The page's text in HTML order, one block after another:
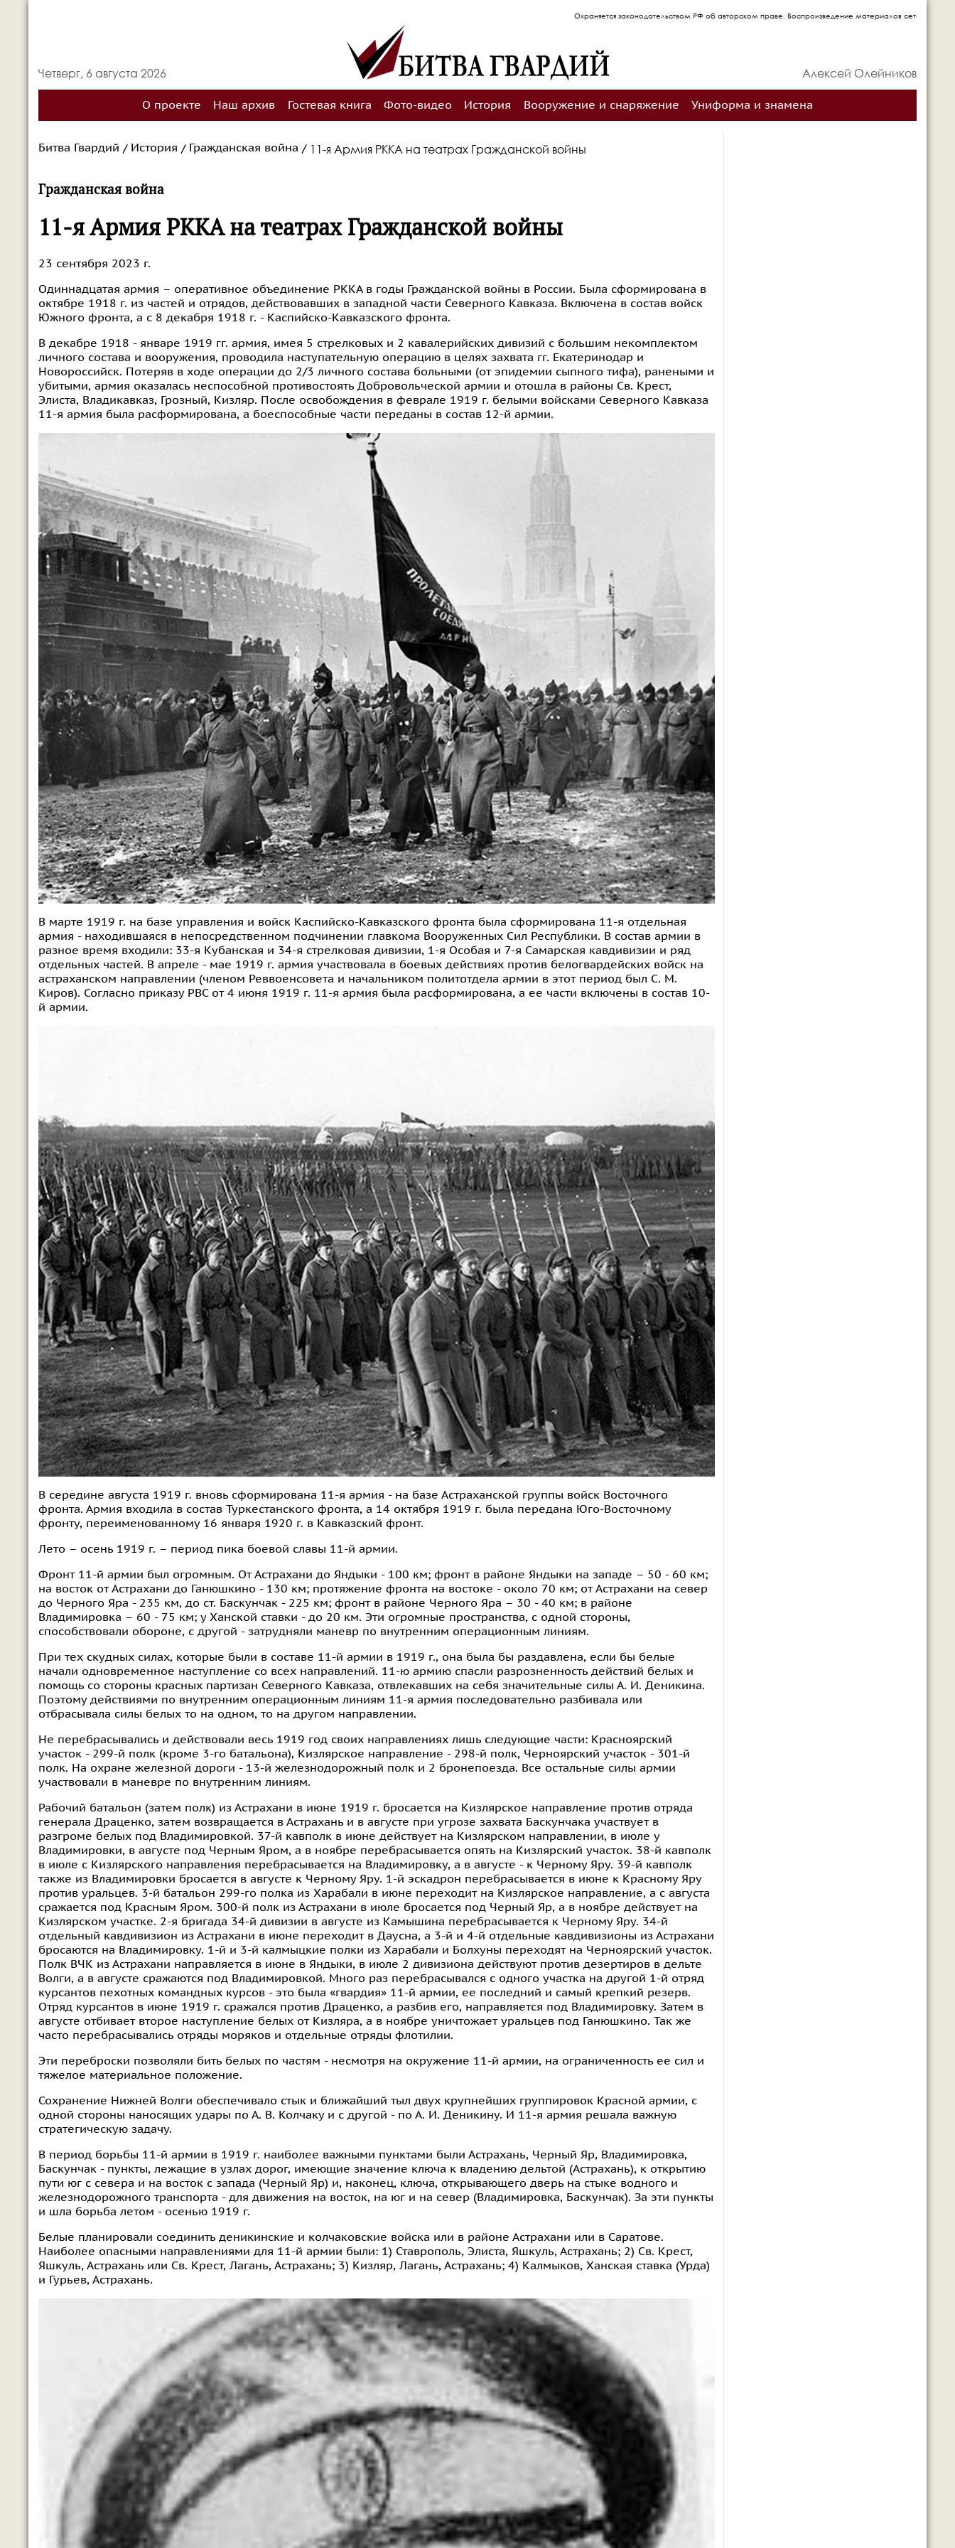
Охраняется законодательством РФ об авторском праве. Воспроизведение материалов сетевого издания запрещается
Четверг, 6 августа 2026 Алексей Олейников
О проекте Наш архив Гостевая книга Фото-видео История Вооружение и снаряжение Униформа и знамена
Битва Гвардий / История / Гражданская война / 11-я Армия РККА на театрах Гражданской войны
Гражданская война
11-я Армия РККА на театрах Гражданской войны
23 сентября 2023 г.
Одиннадцатая армия – оперативное объединение РККА в годы Гражданской войны в России. Была сформирована в
октябре 1918 г. из частей и отрядов, действовавших в западной части Северного Кавказа. Включена в состав войск
Южного фронта, а с 8 декабря 1918 г. - Каспийско-Кавказского фронта.
В декабре 1918 - январе 1919 гг. армия, имея 5 стрелковых и 2 кавалерийских дивизий с большим некомплектом
личного состава и вооружения, проводила наступательную операцию в целях захвата гг. Екатеринодар и
Новороссийск. Потеряв в ходе операции до 2/3 личного состава больными (от эпидемии сыпного тифа), ранеными и
убитыми, армия оказалась неспособной противостоять Добровольческой армии и отошла в районы Св. Крест,
Элиста, Владикавказ, Грозный, Кизляр. После освобождения в феврале 1919 г. белыми войсками Северного Кавказа
11-я армия была расформирована, а боеспособные части переданы в состав 12-й армии.
В марте 1919 г. на базе управления и войск Каспийско-Кавказского фронта была сформирована 11-я отдельная
армия - находившаяся в непосредственном подчинении главкома Вооруженных Сил Республики. В состав армии в
разное время входили: 33-я Кубанская и 34-я стрелковая дивизии, 1-я Особая и 7-я Самарская кавдивизии и ряд
отдельных частей. В апреле - мае 1919 г. армия участвовала в боевых действиях против белогвардейских войск на
астраханском направлении (членом Реввоенсовета и начальником политотдела армии в этот период был С. М.
Киров). Согласно приказу РВС от 4 июня 1919 г. 11-я армия была расформирована, а ее части включены в состав 10-
й армии.
В середине августа 1919 г. вновь сформирована 11-я армия - на базе Астраханской группы войск Восточного
фронта. Армия входила в состав Туркестанского фронта, а 14 октября 1919 г. была передана Юго-Восточному
фронту, переименованному 16 января 1920 г. в Кавказский фронт.
Лето – осень 1919 г. – период пика боевой славы 11-й армии.
Фронт 11-й армии был огромным. От Астрахани до Яндыки - 100 км; фронт в районе Яндыки на западе – 50 - 60 км;
на восток от Астрахани до Ганюшкино - 130 км; протяжение фронта на востоке - около 70 км; от Астрахани на север
до Черного Яра - 235 км, до ст. Баскунчак - 225 км; фронт в районе Черного Яра – 30 - 40 км; в районе
Владимировка – 60 - 75 км; у Ханской ставки - до 20 км. Эти огромные пространства, с одной стороны,
способствовали обороне, с другой - затрудняли маневр по внутренним операционным линиям.
При тех скудных силах, которые были в составе 11-й армии в 1919 г., она была бы раздавлена, если бы белые
начали одновременное наступление со всех направлений. 11-ю армию спасли разрозненность действий белых и
помощь со стороны красных партизан Северного Кавказа, отвлекавших на себя значительные силы А. И. Деникина.
Поэтому действиями по внутренним операционным линиям 11-я армия последовательно разбивала или
отбрасывала силы белых то на одном, то на другом направлении.
Не перебрасывались и действовали весь 1919 год своих направлениях лишь следующие части: Красноярский
участок - 299-й полк (кроме 3-го батальона), Кизлярское направление - 298-й полк, Черноярский участок - 301-й
полк. На охране железной дороги - 13-й железнодорожный полк и 2 бронепоезда. Все остальные силы армии
участвовали в маневре по внутренним линиям.
Рабочий батальон (затем полк) из Астрахани в июне 1919 г. бросается на Кизлярское направление против отряда
генерала Драценко, затем возвращается в Астрахань и в августе при угрозе захвата Баскунчака участвует в
разгроме белых под Владимировкой. 37-й кавполк в июне действует на Кизлярском направлении, в июле у
Владимировки, в августе под Черным Яром, а в ноябре перебрасывается опять на Кизлярский участок. 38-й кавполк
в июле с Кизлярского направления перебрасывается на Владимировку, а в августе - к Черному Яру. 39-й кавполк
также из Владимировки бросается в августе к Черному Яру. 1-й эскадрон перебрасывается в июне к Красному Яру
против уральцев. 3-й батальон 299-го полка из Харабали в июне переходит на Кизлярское направление, а с августа
сражается под Красным Яром. 300-й полк из Астрахани в июле бросается под Черный Яр, а в ноябре действует на
Кизлярском участке. 2-я бригада 34-й дивизии в августе из Камышина перебрасывается к Черному Яру. 34-й
отдельный кавдивизион из Астрахани в июне переходит в Даусна, а 3-й и 4-й отдельные кавдивизионы из Астрахани
бросаются на Владимировку. 1-й и 3-й калмыцкие полки из Харабали и Болхуны переходят на Черноярский участок.
Полк ВЧК из Астрахани направляется в июне в Яндыки, в июле 2 дивизиона действуют против дезертиров в дельте
Волги, а в августе сражаются под Владимировкой. Много раз перебрасывался с одного участка на другой 1-й отряд
курсантов пехотных командных курсов - это была «гвардия» 11-й армии, ее последний и самый крепкий резерв.
Отряд курсантов в июне 1919 г. сражался против Драценко, а разбив его, направляется под Владимировку. Затем в
августе отбивает второе наступление белых от Кизляра, а в ноябре уничтожает уральцев под Ганюшкино. Так же
часто перебрасывались отряды моряков и отдельные отряды флотилии.
Эти переброски позволяли бить белых по частям - несмотря на окружение 11-й армии, на ограниченность ее сил и
тяжелое материальное положение.
Сохранение Нижней Волги обеспечивало стык и ближайший тыл двух крупнейших группировок Красной армии, с
одной стороны наносящих удары по А. В. Колчаку и с другой - по А. И. Деникину. И 11-я армия решала важную
стратегическую задачу.
В период борьбы 11-й армии в 1919 г. наиболее важными пунктами были Астрахань, Черный Яр, Владимировка,
Баскунчак - пункты, лежащие в узлах дорог, имеющие значение ключа к владению дельтой (Астрахань), к открытию
пути юг с севера и на восток с запада (Черный Яр) и, наконец, ключа, открывающего дверь на стыке водного и
железнодорожного транспорта - для движения на восток, на юг и на север (Владимировка, Баскунчак). За эти пункты
и шла борьба летом - осенью 1919 г.
Белые планировали соединить деникинские и колчаковские войска или в районе Астрахани или в Саратове.
Наиболее опасными направлениями для 11-й армии были: 1) Ставрополь, Элиста, Яшкуль, Астрахань; 2) Св. Крест,
Яшкуль, Астрахань или Св. Крест, Лагань, Астрахань; 3) Кизляр, Лагань, Астрахань; 4) Калмыков, Ханская ставка (Урда)
и Гурьев, Астрахань.